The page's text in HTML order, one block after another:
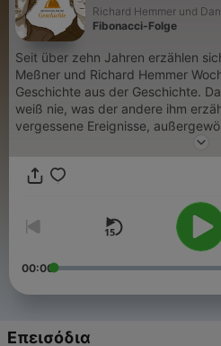
Richard Hemmer und
Fibonacci-Folge
Seit über zehn Jahren erzählen
Meßner und Richard Hemmer
Geschichte aus der Geschichte.
weiß nie, was der andere ihm
vergessene Ereignisse,
überraschende Zusammenhänge
erfahren? Hier findest du alle
Werbung in diesem Podcast
über die Werbemöglichkeiten bei
https://www.seven.one/portfolio/
00:00
Επεισόδια